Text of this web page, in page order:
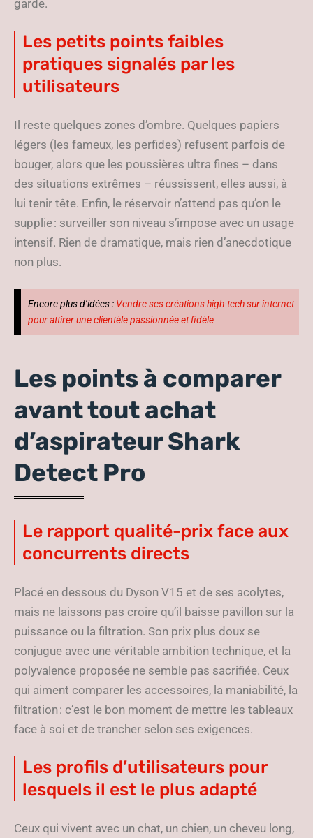
garde.
Les petits points faibles
pratiques signalés par les
utilisateurs
Il reste quelques zones d’ombre. Quelques papiers
légers (les fameux, les perfides) refusent parfois de
bouger, alors que les poussières ultra fines – dans
des situations extrêmes – réussissent, elles aussi, à
lui tenir tête. Enfin, le réservoir n’attend pas qu’on le
supplie : surveiller son niveau s’impose avec un usage
intensif. Rien de dramatique, mais rien d’anecdotique
non plus.
Encore plus d’idées : Vendre ses créations high-tech sur internet
pour attirer une clientèle passionnée et fidèle
Les points à comparer
avant tout achat
d’aspirateur Shark
Detect Pro
Le rapport qualité-prix face aux
concurrents directs
Placé en dessous du Dyson V15 et de ses acolytes,
mais ne laissons pas croire qu’il baisse pavillon sur la
puissance ou la filtration. Son prix plus doux se
conjugue avec une véritable ambition technique, et la
polyvalence proposée ne semble pas sacrifiée. Ceux
qui aiment comparer les accessoires, la maniabilité, la
filtration : c’est le bon moment de mettre les tableaux
face à soi et de trancher selon ses exigences.
Les profils d’utilisateurs pour
lesquels il est le plus adapté
Ceux qui vivent avec un chat, un chien, un cheveu long,